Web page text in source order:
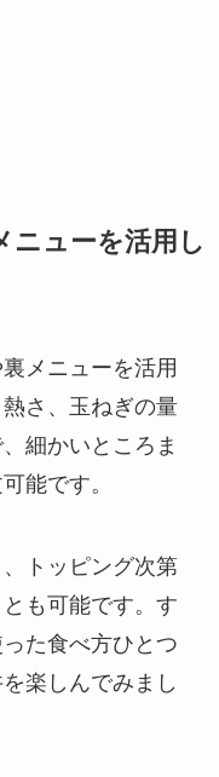
ニューを活用し
メニューを活用
さ、玉ねぎの量
細かいところま
能です。
トッピング次第
も可能です。す
た食べ方ひとつ
楽しんでみまし